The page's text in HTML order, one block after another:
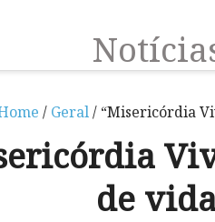
/ Geral/ “Misericórdia
de